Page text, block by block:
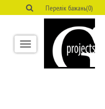
Перелік бажань(0)
Toggle
navigation